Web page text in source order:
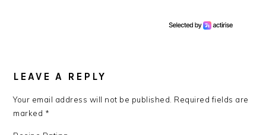
INTERACTIONS
LEAVE A REPLY
Your email address will not be published. Required fields are
marked *